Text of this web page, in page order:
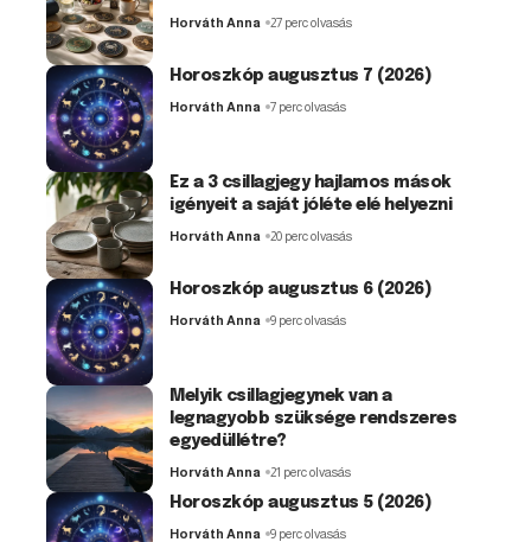
Horváth Anna 27 perc olvasás
Horoszkóp augusztus 7 (2026)
Horváth Anna 7 perc olvasás
Ez a 3 csillagjegy hajlamos mások
igényeit a saját jóléte elé helyezni
Horváth Anna 20 perc olvasás
Horoszkóp augusztus 6 (2026)
Horváth Anna 9 perc olvasás
Melyik csillagjegynek van a
legnagyobb szüksége rendszeres
egyedüllétre?
Horváth Anna 21 perc olvasás
Horoszkóp augusztus 5 (2026)
Horváth Anna 9 perc olvasás